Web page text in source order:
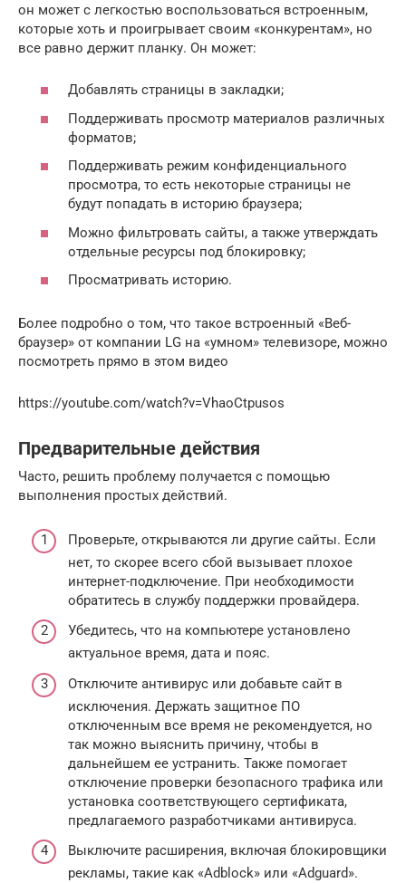
он может с легкостью воспользоваться встроенным,
которые хоть и проигрывает своим «конкурентам», но
все равно держит планку. Он может:
Добавлять страницы в закладки;
Поддерживать просмотр материалов различных
форматов;
Поддерживать режим конфиденциального
просмотра, то есть некоторые страницы не
будут попадать в историю браузера;
Можно фильтровать сайты, а также утверждать
отдельные ресурсы под блокировку;
Просматривать историю.
Более подробно о том, что такое встроенный «Веб-
браузер» от компании LG на «умном» телевизоре, можно
посмотреть прямо в этом видео
https://youtube.com/watch?v=VhaoCtpusos
Предварительные действия
Часто, решить проблему получается с помощью
выполнения простых действий.
Проверьте, открываются ли другие сайты. Если
нет, то скорее всего сбой вызывает плохое
интернет-подключение. При необходимости
обратитесь в службу поддержки провайдера.
Убедитесь, что на компьютере установлено
актуальное время, дата и пояс.
Отключите антивирус или добавьте сайт в
исключения. Держать защитное ПО
отключенным все время не рекомендуется, но
так можно выяснить причину, чтобы в
дальнейшем ее устранить. Также помогает
отключение проверки безопасного трафика или
установка соответствующего сертификата,
предлагаемого разработчиками антивируса.
Выключите расширения, включая блокировщики
рекламы, такие как «Adblock» или «Adguard».